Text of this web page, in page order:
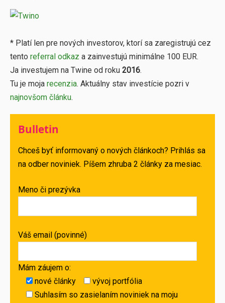
* Platí len pre nových investorov, ktorí sa zaregistrujú cez
tento referral odkaz a zainvestujú minimálne 100 EUR.
Ja investujem na Twine od roku 2016.
Tu je moja recenzia. Aktuálny stav investície pozri v
najnovšom článku.
Bulletin
Chceš byť informovaný o nových článkoch? Prihlás sa
na odber noviniek. Píšem zhruba 2 články za mesiac.
Meno či prezývka
Váš email (povinné)
Mám záujem o:
nové články
vývoj portfólia
Suhlasím so zasielaním noviniek na moju